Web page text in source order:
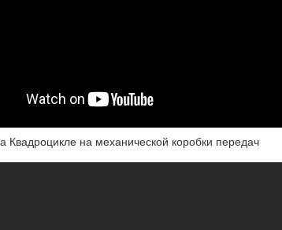
Квадроцикле на механической коробки передач